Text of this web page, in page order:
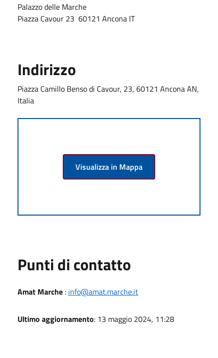
Palazzo delle Marche
Piazza Cavour 23 60121 Ancona IT
Indirizzo
Piazza Camillo Benso di Cavour, 23, 60121 Ancona AN,
Italia
Visualizza in Mappa
Punti di contatto
Amat Marche : info@amat.marche.it
Ultimo aggiornamento: 13 maggio 2024, 11:28